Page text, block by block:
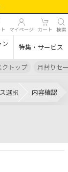
マイページ カート 検索
ン 特集・サービス
クトップ 月替りセ
選択 内容確認